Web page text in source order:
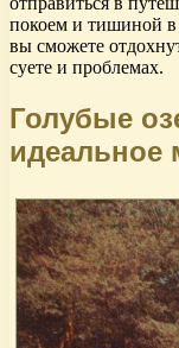
покоем и тишиной
вы сможете
суете и проблемах.
Голубые
идеальное